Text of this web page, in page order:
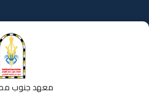
إلى
المحتوى
معهد جنوب